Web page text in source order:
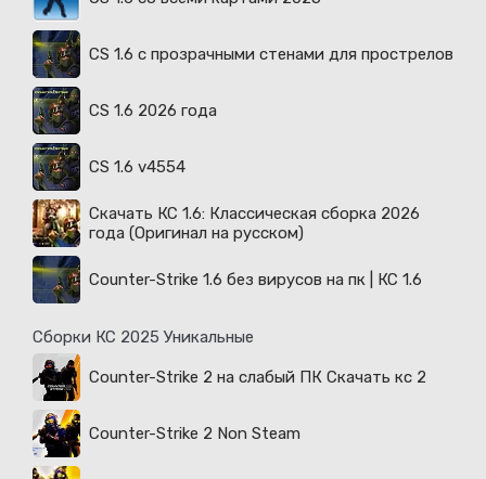
CS 1.6 с прозрачными стенами для прострелов
CS 1.6 2026 года
CS 1.6 v4554
Скачать КС 1.6: Классическая сборка 2026
года (Оригинал на русском)
Counter-Strike 1.6 без вирусов на пк | КС 1.6
Сборки КС 2025 Уникальные
Counter-Strike 2 на слабый ПК Скачать кс 2
Counter-Strike 2 Non Steam